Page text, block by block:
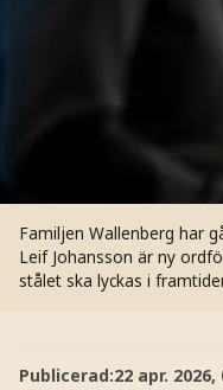
Familjen Wallenberg har
Leif Johansson är ny
stålet ska lyckas i
Publicerad:22 apr. 2026,